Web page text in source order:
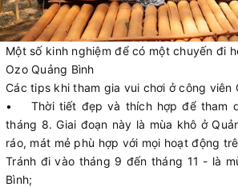
Một số kinh nghiệm để có một chuyến đi
Ozo Quảng Bình
Các tips khi tham gia vui chơi ở công viên
• Thời tiết đẹp và thích hợp để tham
tháng 8. Giai đoạn này là mùa khô ở
ráo, mát mẻ phù hợp với mọi hoạt động
Tránh đi vào tháng 9 đến tháng 11 - là
Bình;